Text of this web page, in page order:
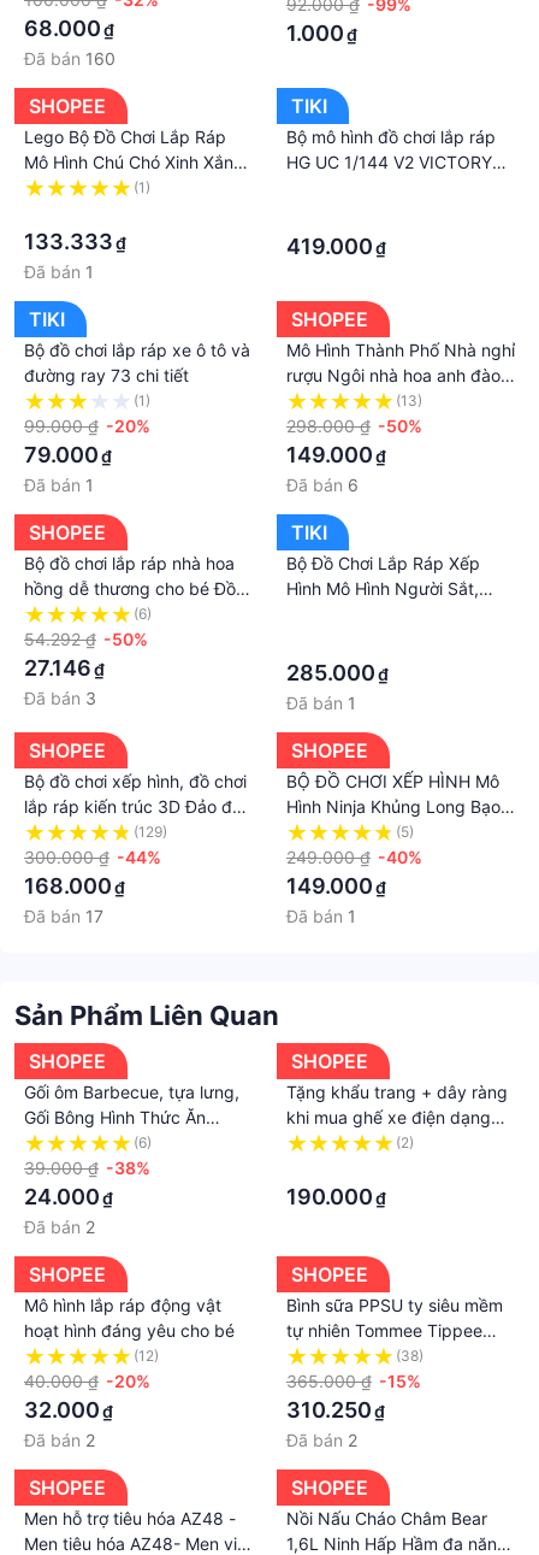
1 xe ben khủng long : 14.5 cm *8 cm * 10.5 cm
1 tovit 1 cờ lê Mẫu 4 xe nhỏ chỉ có to vít
Xuất xứ: Trung Quốc
Hướng dẫn cách chơi:
Khi đóng gói nhà sx đã lắp ráp đầy đủ chi tiết 4 xe
do đó các bố mẹ nhận hàng nhớ tháo ra và cùng
Mỗi khi lắp xong 1 sp bố mẹ nên cổ vũ, động viên
tạo động lực cho bé lắp ráp những sản phẩm tiếp
theo
sau khi lắp xong bé có thể chơi cùng xe đc rồi ah.
==========================
#xethaolap #xekhunglong #xecongtruong #dochoi
#dochoichobe #dochoiphattrientuduy
#4xekhunglong #4xecongtruong #xecongtruong,
#xechokhunglong, #xetaikhunglong ...
68.000₫
Đã bán 160
Dục Bộ mô hình lắp ráp Phát
triển trí tuệ
92.000 ₫ -99%
1.000₫
SHOPEE
Lego Bộ Đồ Chơi Lắp Ráp
Mô Hình Chú Chó Xinh Xắn
Cho Bé
(1)
133.333₫
Đã bán 1
TIKI
Bộ mô hình đồ chơi lắp ráp
HG UC 1/144 V2 VICTORY
419.000₫
TIKI
Bộ đồ chơi lắp ráp xe ô tô và
đường ray 73 chi tiết
(1)
99.000 ₫ -20%
79.000₫
Đã bán 1
SHOPEE
Mô Hình Thành Phố Nhà nghỉ
rượu Ngôi nhà hoa anh đào
Bộ Đồ Chơi nhà Lắp Ráp-
Món quà lý tưởng cho người
thân và bạn bè
(13)
298.000 ₫ -50%
149.000₫
Đã bán 6
SHOPEE
Bộ đồ chơi lắp ráp nhà hoa
hồng dễ thương cho bé Đồ
Chơi Lắp Ráp Mô Phỏng
Chậu Hoa DIY Dành Cho Trẻ
Em Bộ Đồ Chơi Lắp Ráp
Chậu Cây Hình Khối DIY
(6)
54.292 ₫ -50%
27.146₫
Đã bán 3
TIKI
Bộ Đồ Chơi Lắp Ráp Xếp
Hình Mô Hình Người Sắt,
285.000₫
Đã bán 1
SHOPEE
Bộ đồ chơi xếp hình, đồ chơi
lắp ráp kiến trúc 3D Đảo đào
hoa, đồ chơi phát triển trí
tuệ, mô hình Trưng bày
(129)
300.000 ₫ -44%
168.000₫
Đã bán 17
SHOPEE
BỘ ĐỒ CHƠI XẾP HÌNH Mô
Hình Ninja Khủng Long Bạo
Chúa, Lắp Ghép Khủng
Long, Lắp Ráp Khủng Long
(5)
249.000 ₫ -40%
149.000₫
Đã bán 1
Sản Phẩm Liên Quan
SHOPEE
Gối ôm Barbecue, tựa lưng,
Gối Bông Hình Thức Ăn
Trang Trí Lưng WHYME
(6)
39.000 ₫ -38%
24.000₫
Đã bán 2
SHOPEE
Tặng khẩu trang + dây ràng
khi mua ghế xe điện dạng
rùa xe pega xe classico bắt
gấp gọn được
(2)
190.000₫
SHOPEE
Mô hình lắp ráp động vật
hoạt hình đáng yêu cho bé
(12)
40.000 ₫ -20%
32.000₫
Đã bán 2
SHOPEE
Bình sữa PPSU ty siêu mềm
tự nhiên Tommee Tippee
Closer to Nature 260ml, núm
ty đi kèm 3-6 tháng
(38)
365.000 ₫ -15%
310.250₫
Đã bán 2
SHOPEE
Men hỗ trợ tiêu hóa AZ48 -
Men tiêu hóa AZ48- Men vi
SHOPEE
Nồi Nấu Cháo Châm Bear
1,6L Ninh Hấp Hầm đa năng,